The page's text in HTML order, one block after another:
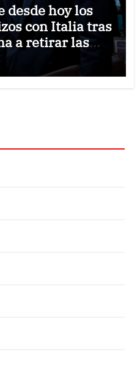
desde hoy los
con Italia tras
a retirar las